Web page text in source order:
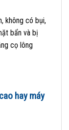
không có bụi,
bẩn và bị
cọ lông
hay máy